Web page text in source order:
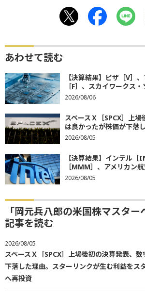
あわせて読む
【決算結果】ビザ［V］
［F］、スカイワークス
2026/08/06
スペースＸ［SPCX］上
は良かったが株価が下落
2026/08/05
【決算結果】インテル
［MMM］、アメリカン
2026/08/05
「岡元兵八郎の米国株マスタ
記事を読む
2026/08/05
スペースＸ［SPCX］上場後初の決算発表、
下落した理由。スターリンクが生む利益をス
へ再投資